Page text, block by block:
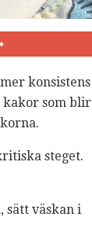
konsistens
kakor som blir
steget.
sätt väskan i